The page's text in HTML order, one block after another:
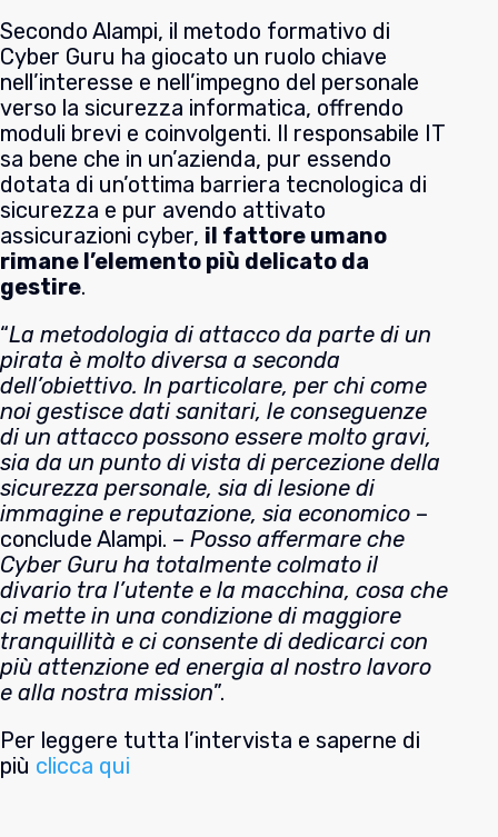
Secondo Alampi, il metodo formativo di
Cyber Guru ha giocato un ruolo chiave
nell’interesse e nell’impegno del personale
verso la sicurezza informatica, offrendo
moduli brevi e coinvolgenti. Il responsabile IT
sa bene che in un’azienda, pur essendo
dotata di un’ottima barriera tecnologica di
sicurezza e pur avendo attivato
assicurazioni cyber, il fattore umano
rimane l’elemento più delicato da
gestire.
“La metodologia di attacco da parte di un
pirata è molto diversa a seconda
dell’obiettivo. In particolare, per chi come
noi gestisce dati sanitari, le conseguenze
di un attacco possono essere molto gravi,
sia da un punto di vista di percezione della
sicurezza personale, sia di lesione di
immagine e reputazione, sia economico –
conclude Alampi. – Posso affermare che
Cyber Guru ha totalmente colmato il
divario tra l’utente e la macchina, cosa che
ci mette in una condizione di maggiore
tranquillità e ci consente di dedicarci con
più attenzione ed energia al nostro lavoro
e alla nostra mission”.
Per leggere tutta l’intervista e saperne di
più clicca qui